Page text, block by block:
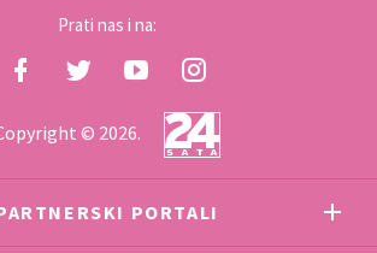
Prati nas i na:
© 2026.
PORTALI